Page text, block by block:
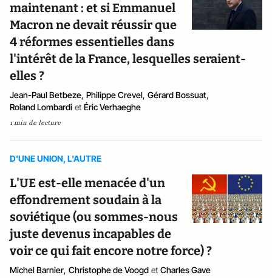
maintenant : et si Emmanuel
Macron ne devait réussir que
4 réformes essentielles dans
l'intérêt de la France, lesquelles seraient-
elles ?
Jean-Paul Betbeze, Philippe Crevel, Gérard Bossuat,
Roland Lombardi et Éric Verhaeghe
1 min de lecture
D'UNE UNION, L'AUTRE
L'UE est-elle menacée d'un
effondrement soudain à la
soviétique (ou sommes-nous
juste devenus incapables de
voir ce qui fait encore notre force) ?
Michel Barnier, Christophe de Voogd et Charles Gave